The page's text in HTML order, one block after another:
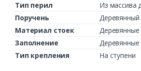
Тип перил
Из массива
Поручень
Деревянный
Материал стоек
Деревянные
Заполнение
Деревянные
Тип крепления
На ступени